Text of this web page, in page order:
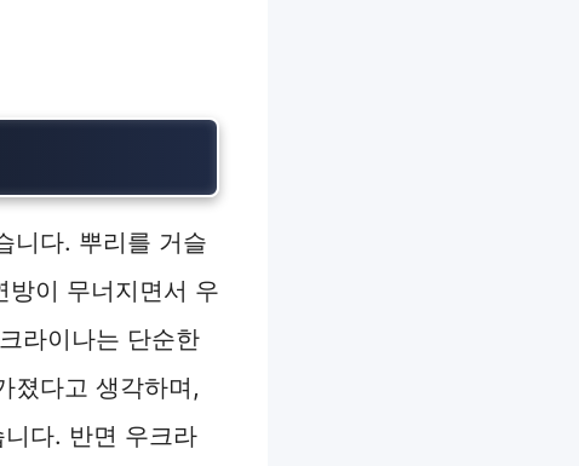
니다. 뿌리를 거슬
방이 무너지면서 우
라이나는 단순한
졌다고 생각하며,
다. 반면 우크라